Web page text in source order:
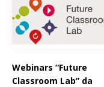
Webinars “Future
Classroom Lab” da